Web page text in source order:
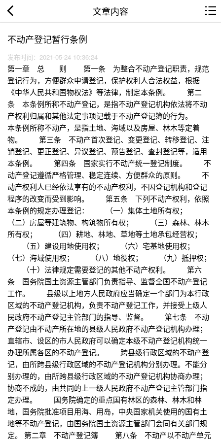
文章内容
不动产登记暂行条例
发布时间：2021-05-24 10:36:24
第一章 总 则 第一条 为整合不动产登记职责，规范
登记行为，方便群众申请登记，保护权利人合法权益，根据
《中华人民共和国物权法》等法律，制定本条例。 第二
条 本条例所称不动产登记，是指不动产登记机构依法将不动
产权利归属和其他法定事项记载于不动产登记簿的行为。
本条例所称不动产，是指土地、海域以及房屋、林木等定着
物。 第三条 不动产首次登记、变更登记、转移登记、注
销登记、更正登记、异议登记、预告登记、查封登记等，适用
本条例。 第四条 国家实行不动产统一登记制度。 不
动产登记遵循严格管理、稳定连续、方便群众的原则。 不
动产权利人已经依法享有的不动产权利，不因登记机构和登记
程序的改变而受到影响。 第五条 下列不动产权利，依照
本条例的规定办理登记： （一）集体土地所有权；
（二）房屋等建筑物、构筑物所有权； （三）森林、林木
所有权； （四）耕地、林地、草地等土地承包经营权；
（五）建设用地使用权； （六）宅基地使用权；
（七）海域使用权； （八）地役权； （九）抵押权；
（十）法律规定需要登记的其他不动产权利。 第六
条 国务院国土资源主管部门负责指导、监督全国不动产登记
工作。 县级以上地方人民政府应当确定一个部门为本行政
区域的不动产登记机构，负责不动产登记工作，并接受上级人
民政府不动产登记主管部门的指导、监督。 第七条 不动
产登记由不动产所在地的县级人民政府不动产登记机构办理；
直辖市、设区的市人民政府可以确定本级不动产登记机构统一
办理所属各区的不动产登记。 跨县级行政区域的不动产登
记，由所跨县级行政区域的不动产登记机构分别办理。不能分
别办理的，由所跨县级行政区域的不动产登记机构协商办理；
协商不成的，由共同的上一级人民政府不动产登记主管部门指
定办理。 国务院确定的重点国有林区的森林、林木和林
地，国务院批准项目用海、用岛，中央国家机关使用的国有土
地等不动产登记，由国务院国土资源主管部门会同有关部门规
定。 第二章 不动产登记簿 第八条 不动产以不动产单元